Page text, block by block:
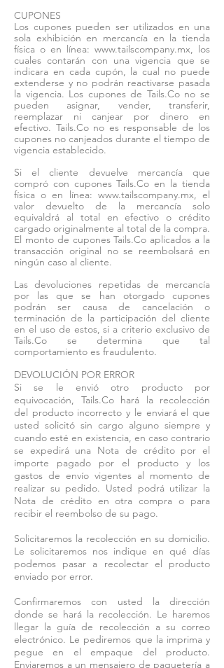
CUPONES
Los cupones pueden ser utilizados en una
sola exhibición en mercancía en la tienda
física o en línea: www.tailscompany.mx, los
cuales contarán con una vigencia que se
indicara en cada cupón, la cual no puede
extenderse y no podrán reactivarse pasada
la vigencia. Los cupones de Tails.Co no se
pueden asignar, vender, transferir,
reemplazar ni canjear por dinero en
efectivo. Tails.Co no es responsable de los
cupones no canjeados durante el tiempo de
vigencia establecido.
Si el cliente devuelve mercancía que
compró con cupones Tails.Co en la tienda
física o en línea: www.tailscompany.mx, el
valor devuelto de la mercancía solo
equivaldrá al total en efectivo o crédito
cargado originalmente al total de la compra.
El monto de cupones Tails.Co aplicados a la
transacción original no se reembolsará en
ningún caso al cliente.
Las devoluciones repetidas de mercancía
por las que se han otorgado cupones
podrán ser causa de cancelación o
terminación de la participación del cliente
en el uso de estos, si a criterio exclusivo de
Tails.Co se determina que tal
comportamiento es fraudulento.
DEVOLUCIÓN POR ERROR
Si se le envió otro producto por
equivocación, Tails.Co hará la recolección
del producto incorrecto y le enviará el que
usted solicitó sin cargo alguno siempre y
cuando esté en existencia, en caso contrario
se expedirá una Nota de crédito por el
importe pagado por el producto y los
gastos de envío vigentes al momento de
realizar su pedido. Usted podrá utilizar la
Nota de crédito en otra compra o para
recibir el reembolso de su pago.
Solicitaremos la recolección en su domicilio.
Le solicitaremos nos indique en qué días
podemos pasar a recolectar el producto
enviado por error.
Confirmaremos con usted la dirección
donde se hará la recolección. Le haremos
llegar la guía de recolección a su correo
electrónico. Le pediremos que la imprima y
pegue en el empaque del producto.
Enviaremos a un mensajero de paquetería a